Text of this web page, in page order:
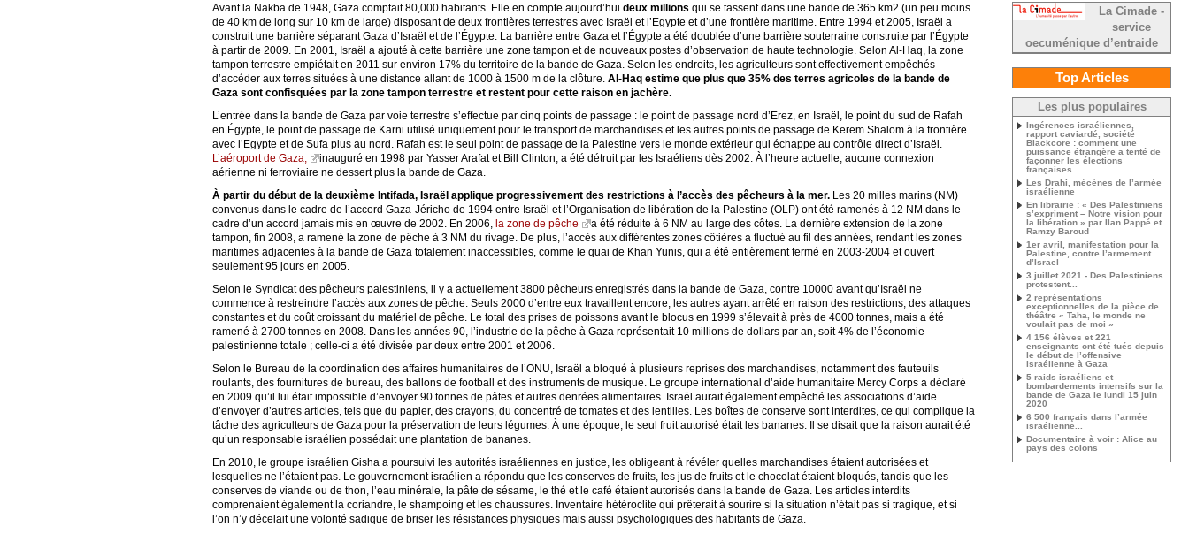
Avant la Nakba de 1948, Gaza comptait 80,000 habitants. Elle en compte aujourd’hui deux millions qui se tassent dans une bande de 365 km2 (un peu moins
de 40 km de long sur 10 km de large) disposant de deux frontières terrestres avec Israël et l’Egypte et d’une frontière maritime. Entre 1994 et 2005, Israël a
construit une barrière séparant Gaza d’Israël et de l’Égypte. La barrière entre Gaza et l’Égypte a été doublée d’une barrière souterraine construite par l’Égypte
à partir de 2009. En 2001, Israël a ajouté à cette barrière une zone tampon et de nouveaux postes d’observation de haute technologie. Selon Al-Haq, la zone
tampon terrestre empiétait en 2011 sur environ 17% du territoire de la bande de Gaza. Selon les endroits, les agriculteurs sont effectivement empêchés
d’accéder aux terres situées à une distance allant de 1000 à 1500 m de la clôture. Al-Haq estime que plus que 35% des terres agricoles de la bande de
Gaza sont confisquées par la zone tampon terrestre et restent pour cette raison en jachère.
L’entrée dans la bande de Gaza par voie terrestre s’effectue par cinq points de passage : le point de passage nord d’Erez, en Israël, le point du sud de Rafah
en Égypte, le point de passage de Karni utilisé uniquement pour le transport de marchandises et les autres points de passage de Kerem Shalom à la frontière
avec l’Egypte et de Sufa plus au nord. Rafah est le seul point de passage de la Palestine vers le monde extérieur qui échappe au contrôle direct d’Israël.
L’aéroport de Gaza,
inauguré en 1998 par Yasser Arafat et Bill Clinton, a été détruit par les Israéliens dès 2002. À l’heure actuelle, aucune connexion
aérienne ni ferroviaire ne dessert plus la bande de Gaza.
À partir du début de la deuxième Intifada, Israël applique progressivement des restrictions à l’accès des pêcheurs à la mer. Les 20 milles marins (NM)
convenus dans le cadre de l’accord Gaza-Jéricho de 1994 entre Israël et l’Organisation de libération de la Palestine (OLP) ont été ramenés à 12 NM dans le
cadre d’un accord jamais mis en œuvre de 2002. En 2006, la zone de pêche
a été réduite à 6 NM au large des côtes. La dernière extension de la zone
tampon, fin 2008, a ramené la zone de pêche à 3 NM du rivage. De plus, l’accès aux différentes zones côtières a fluctué au fil des années, rendant les zones
maritimes adjacentes à la bande de Gaza totalement inaccessibles, comme le quai de Khan Yunis, qui a été entièrement fermé en 2003-2004 et ouvert
seulement 95 jours en 2005.
Selon le Syndicat des pêcheurs palestiniens, il y a actuellement 3800 pêcheurs enregistrés dans la bande de Gaza, contre 10000 avant qu’Israël ne
commence à restreindre l’accès aux zones de pêche. Seuls 2000 d’entre eux travaillent encore, les autres ayant arrêté en raison des restrictions, des attaques
constantes et du coût croissant du matériel de pêche. Le total des prises de poissons avant le blocus en 1999 s’élevait à près de 4000 tonnes, mais a été
ramené à 2700 tonnes en 2008. Dans les années 90, l’industrie de la pêche à Gaza représentait 10 millions de dollars par an, soit 4% de l’économie
palestinienne totale ; celle-ci a été divisée par deux entre 2001 et 2006.
Selon le Bureau de la coordination des affaires humanitaires de l’ONU, Israël a bloqué à plusieurs reprises des marchandises, notamment des fauteuils
roulants, des fournitures de bureau, des ballons de football et des instruments de musique. Le groupe international d’aide humanitaire Mercy Corps a déclaré
en 2009 qu’il lui était impossible d’envoyer 90 tonnes de pâtes et autres denrées alimentaires. Israël aurait également empêché les associations d’aide
d’envoyer d’autres articles, tels que du papier, des crayons, du concentré de tomates et des lentilles. Les boîtes de conserve sont interdites, ce qui complique la
tâche des agriculteurs de Gaza pour la préservation de leurs légumes. À une époque, le seul fruit autorisé était les bananes. Il se disait que la raison aurait été
qu’un responsable israélien possédait une plantation de bananes.
En 2010, le groupe israélien Gisha a poursuivi les autorités israéliennes en justice, les obligeant à révéler quelles marchandises étaient autorisées et
lesquelles ne l’étaient pas. Le gouvernement israélien a répondu que les conserves de fruits, les jus de fruits et le chocolat étaient bloqués, tandis que les
conserves de viande ou de thon, l’eau minérale, la pâte de sésame, le thé et le café étaient autorisés dans la bande de Gaza. Les articles interdits
comprenaient également la coriandre, le shampoing et les chaussures. Inventaire hétéroclite qui prêterait à sourire si la situation n’était pas si tragique, et si
l’on n’y décelait une volonté sadique de briser les résistances physiques mais aussi psychologiques des habitants de Gaza.
La Cimade -
service
oecuménique d’entraide
Top Articles
Les plus populaires
Ingérences israéliennes,
rapport caviardé, société
Blackcore : comment une
puissance étrangère a tenté de
façonner les élections
françaises
Les Drahi, mécènes de l’armée
israélienne
En librairie : « Des Palestiniens
s’expriment – Notre vision pour
la libération » par Ilan Pappé et
Ramzy Baroud
1er avril, manifestation pour la
Palestine, contre l’armement
d’Israel
3 juillet 2021 - Des Palestiniens
protestent...
2 représentations
exceptionnelles de la pièce de
théâtre « Taha, le monde ne
voulait pas de moi »
4 156 élèves et 221
enseignants ont été tués depuis
le début de l’offensive
israélienne à Gaza
5 raids israéliens et
bombardements intensifs sur la
bande de Gaza le lundi 15 juin
2020
6 500 français dans l’armée
israélienne...
Documentaire à voir : Alice au
pays des colons